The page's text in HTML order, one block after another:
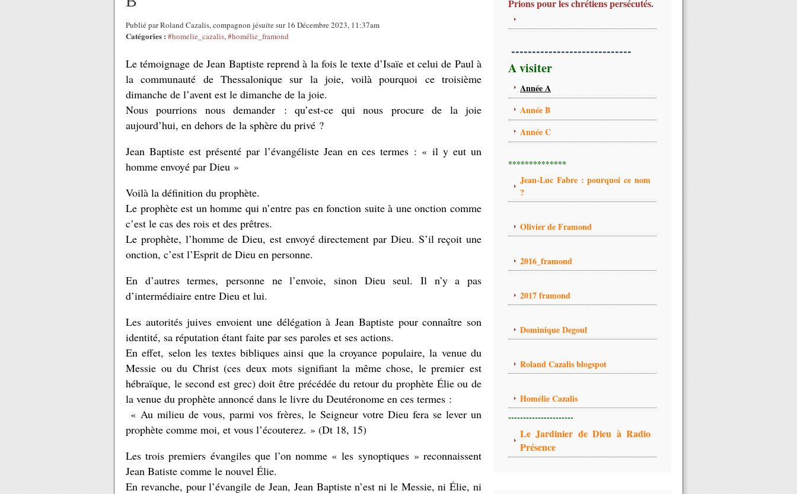
Publié par Roland Cazalis, compagnon jésuite sur 16 Décembre 2023, 11:37am
Catégories : #homelie_cazalis,#homélie_framond
Le témoignage de Jean Baptiste reprend à la fois le texte d’Isaïe et celui de Paul à
la communauté de Thessalonique sur la joie, voilà pourquoi ce troisième
dimanche de l’avent est le dimanche de la joie.
Nous pourrions nous demander : qu’est-ce qui nous procure de la joie
aujourd’hui, en dehors de la sphère du privé ?
Jean Baptiste est présenté par l’évangéliste Jean en ces termes : « il y eut un
homme envoyé par Dieu »
Voilà la définition du prophète.
Le prophète est un homme qui n’entre pas en fonction suite à une onction comme
c’est le cas des rois et des prêtres.
Le prophète, l’homme de Dieu, est envoyé directement par Dieu. S’il reçoit une
onction, c’est l’Esprit de Dieu en personne.
En d’autres termes, personne ne l’envoie, sinon Dieu seul. Il n’y a pas
d’intermédiaire entre Dieu et lui.
Les autorités juives envoient une délégation à Jean Baptiste pour connaître son
identité, sa réputation étant faite par ses paroles et ses actions.
En effet, selon les textes bibliques ainsi que la croyance populaire, la venue du
Messie ou du Christ (ces deux mots signifiant la même chose, le premier est
hébraïque, le second est grec) doit être précédée du retour du prophète Élie ou de
la venue du prophète annoncé dans le livre du Deutéronome en ces termes :
« Au milieu de vous, parmi vos frères, le Seigneur votre Dieu fera se lever un
prophète comme moi, et vous l’écouterez. » (Dt 18, 15)
Les trois premiers évangiles que l’on nomme « les synoptiques » reconnaissent
Jean Batiste comme le nouvel Élie.
En revanche, pour l’évangile de Jean, Jean Baptiste n’est ni le Messie, ni Élie, ni
Prions pour les chrétiens persécutés.
-----------------------------
A visiter
Année A
Année B
Année C
**************
Jean-Luc Fabre : pourquoi ce nom
?
Olivier de Framond
2016_framond
2017 framond
Dominique Degoul
Roland Cazalis blogspot
Homélie Cazalis
----------------------
Le Jardinier de Dieu à Radio
Présence